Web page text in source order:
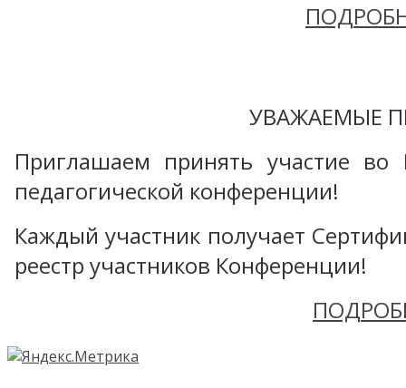
УВАЖАЕМЫЕ
Приглашаем принять участие во
педагогической конференции!
Каждый участник получает
реестр участников Конференции!